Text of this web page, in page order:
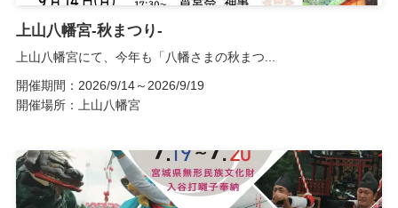
上山八幡宮-秋まつり-
上山八幡宮にて、今年も「八幡さまの秋まつ...
開催期間：2026/9/14～2026/9/19
開催場所：上山八幡宮